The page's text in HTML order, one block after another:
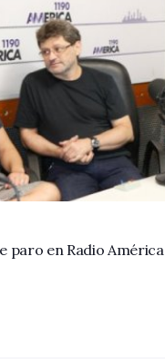
paro en Radio América